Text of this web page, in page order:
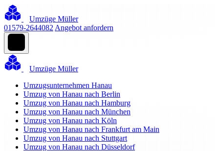
Umzüge Müller
01579-2644082 Angebot anfordern
Umzüge Müller
Umzugsunternehmen Hanau
Umzug von Hanau nach Berlin
Umzug von Hanau nach Hamburg
Umzug von Hanau nach München
Umzug von Hanau nach Köln
Umzug von Hanau nach Frankfurt am Main
Umzug von Hanau nach Stuttgart
Umzug von Hanau nach Düsseldorf